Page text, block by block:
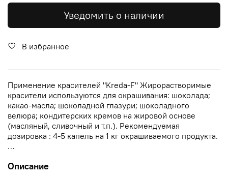
Уведомить о наличии
В избранное
Применение красителей "Kreda-F" Жирорастворимые
красители используются для окрашивания: шоколада;
какао-масла; шоколадной глазури; шоколадного
велюра; кондитерских кремов на жировой основе
(масляный, сливочный и т.п.). Рекомендуемая
дозировка : 4-5 капель на 1 кг окрашиваемого продукта.
…
Описание